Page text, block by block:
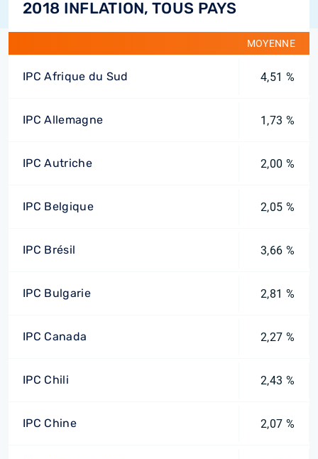
2018 INFLATION, TOUS PAYS
MOYENNE
IPC Afrique du Sud 4,51 %
IPC Allemagne 1,73 %
IPC Autriche 2,00 %
IPC Belgique 2,05 %
IPC Brésil 3,66 %
IPC Bulgarie 2,81 %
IPC Canada 2,27 %
IPC Chili 2,43 %
IPC Chine 2,07 %